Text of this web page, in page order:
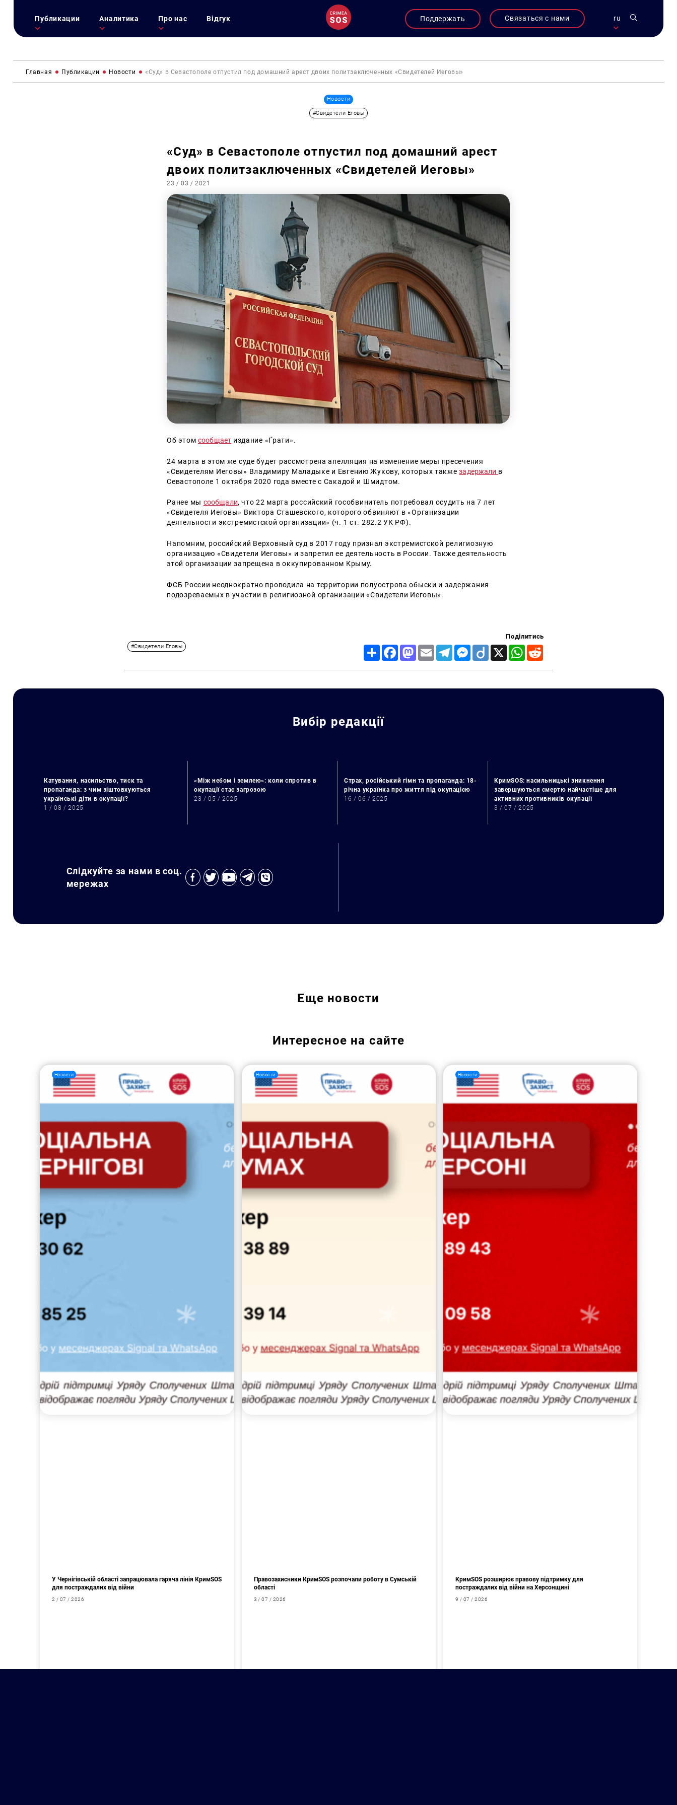
Публикации Аналитика Про нас Відгук Поддержать Связаться с нами ru
Главная Публикации Новости «Суд» в Севастополе отпустил под домашний арест двоих политзаключенных «Свидетелей Иеговы»
Новости
#Свидетели Еговы
«Суд» в Севастополе отпустил под домашний арест
двоих политзаключенных «Свидетелей Иеговы»
23 / 03 / 2021
Об этом сообщает издание «Ґрати».
24 марта в этом же суде будет рассмотрена апелляция на изменение меры пресечения
«Свидетелям Иеговы» Владимиру Маладыке и Евгению Жукову, которых такжезадержали в
Севастополе 1 октября 2020 года вместе с Сакадой и Шмидтом.
Ранее мы сообщали, что 22 марта российский гособвинитель потребовал осудить на 7 лет
«Свидетеля Иеговы» Виктора Сташевского, которого обвиняют в «Организации
деятельности экстремистской организации» (ч. 1 ст. 282.2 УК РФ).
Напомним, российский Верховный суд в 2017 году признал экстремистской религиозную
организацию «Свидетели Иеговы» и запретил ее деятельность в России. Также деятельность
этой организации запрещена в оккупированном Крыму.
ФСБ России неоднократно проводила на территории полуострова обыски и задержания
подозреваемых в участии в религиозной организации «Свидетели Иеговы».
#Свидетели Еговы
Поділитись
Share FacebookMastodon
Email TelegramMessenger
Diigo X WhatsApp
Вибір редакції
Катування, насильство, тиск та
пропаганда: з чим зіштовхуються
українські діти в окупації?
1 / 08 / 2025
«Між небом і землею»: коли спротив в
окупації стає загрозою
23 / 05 / 2025
Страх, російський гімн та пропаганда: 18-
річна українка про життя під окупацією
16 / 06 / 2025
КримSOS: насильницькі зникнення
завершуються смертю найчастіше для
активних противників окупації
3 / 07 / 2025
Слідкуйте за нами в соц.
мережах
Еще новости
Интересное на сайте
Новости
У Чернігівській області запрацювала гаряча лінія КримSOS
для постраждалих від війни
2 / 07 / 2026
Новости
Правозахисники КримSOS розпочали роботу в Сумській
області
3 / 07 / 2026
Новости
КримSOS розширює правову підтримку для
постраждалих від війни на Херсонщині
9 / 07 / 2026